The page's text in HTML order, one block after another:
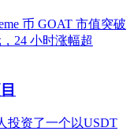
币 GOAT 市值突破
24 小时涨幅超
投资了一个以USDT